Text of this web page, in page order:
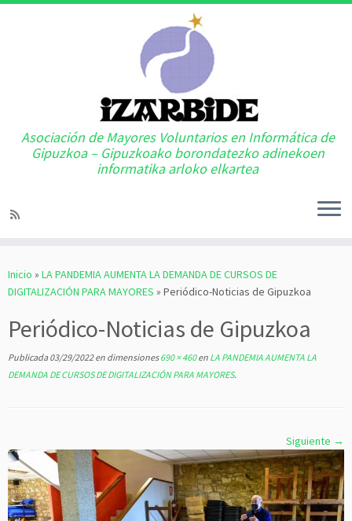
contenido
Asociación de Mayores Voluntarios en Informática de
Gipuzkoa – Gipuzkoako borondatezko adinekoen
informatika arloko elkartea
Inicio » LA PANDEMIA AUMENTA LA DEMANDA DE CURSOS DE
DIGITALIZACIÓN PARA MAYORES » Periódico-Noticias de Gipuzkoa
Periódico-Noticias de Gipuzkoa
Publicada 03/29/2022en dimensiones690 × 460en LA PANDEMIA AUMENTA LA
DEMANDA DE CURSOS DE DIGITALIZACIÓN PARA MAYORES.
Siguiente →